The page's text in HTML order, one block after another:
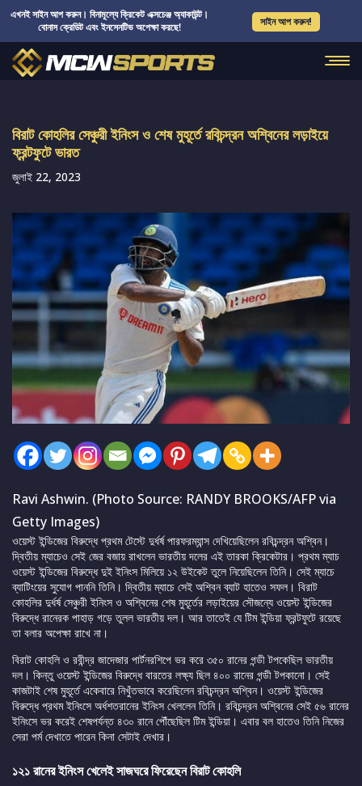
এখনই সাইন আপ করুন। বিনামূল্যে ক্রিকেট এক্সচেঞ্জ অ্যাকাউন্ট।
বোনাস ক্রেডিট এবং ইনসেনটিভ অপেক্ষা করছে!
সাইন আপ করুন!
বিরাট কোহলির সেঞ্চুরী ইনিংস ও শেষ মুহূর্তে রবিচন্দ্রন অশ্বিনের লড়াইয়ে
ফ্রন্টফুটে ভারত
জুলাই 22, 2023
Ravi Ashwin. (Photo Source: RANDY BROOKS/AFP via
Getty Images)
ওয়েস্ট ইন্ডিজের বিরুদ্ধে প্রথম টেস্টে দুর্ধর্ষ পারফরম্যান্স দেখিয়েছিলেন রবিচন্দ্রন অশ্বিন।
দ্বিতীয় ম্যাচেও সেই জের বজায় রাখলেন ভারতীয় দলের এই তারকা ক্রিকেটার। প্রথম ম্যাচ
ওয়েস্ট ইন্ডিজের বিরুদ্ধে দুই ইনিংস মিলিয়ে ১২ উইকেট তুলে নিয়েছিলেন তিনি। সেই ম্যাচে
ব্যাটিংয়ের সুযোগ পাননি তিনি। দ্বিতীয় ম্যাচে সেই অশ্বিন ব্যাট হাতেও সফল। বিরাট
কোহলির দুর্ধর্ষ সেঞ্চুরী ইনিংস ও অশ্বিনের শেষ মুহূর্তের লড়াইয়ের সৌজন্যে ওয়েস্ট ইন্ডিজের
বিরুদ্ধে রানেরক পাহাড় গড়ে তুলল ভারতীয় দল। আর তাতেই যে টিম ইন্ডিয়া ফ্রন্টফুটে রয়েছে
তা বলার অপেক্ষা রাখে না।
বিরাট কোহলি ও রবীন্দ্র জাদেজার পার্টনরশিপে ভর করে ৩৫০ রানের গন্ডী টপকেছিল ভারতীয়
দল। কিন্তু ওয়েস্ট ইন্ডিজের বিরুদ্ধে বারতের লক্ষ্য ছিল ৪০০ রানের গন্ডী টপকানো। সেই
কাজটাই শেষ মুহূর্তে একেবারে নিখুঁতভাবে করেছিলেন রবিচন্দ্রন অশ্বিন। ওয়েস্ট ইন্ডিজের
বিরুদ্ধে প্রথম ইনিংসে অর্ধশতরানের ইনিংস খেললেন তিনি। রবিচন্দ্রন অশ্বিনের সেই ৫৬ রানের
ইনিংসে ভর করেই শেষপর্যন্ত ৪৩০ রানে পৌঁছেছিল টিম ইন্ডিয়া। এবার বল হাতেও তিনি নিজের
সেরা পর্ম দেখাতে পারেন কিনা সেটাই দেখার।
১২১ রানের ইনিংস খেলেই সাজঘরে ফিরেছেন বিরাট কোহলি